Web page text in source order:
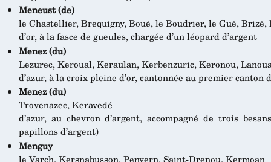
Meneust (de)
le Chastellier, Brequigny, Boué, le Boudrier, le Gué,
d’or, à la fasce de gueules, chargée d’un léopard d’argent
Menez (du)
Lezurec, Keroual, Keraulan, Kerbenzuric, Keronou,
d’azur, à la croix pleine d’or, cantonnée au premier canton
Menez (du)
Trovenazec, Keravedé
d’azur, au chevron d’argent, accompagné de trois
papillons d’argent)
Menguy
le Varch, Kersnabusson, Penvern, Saint-Drenou, Kermoan